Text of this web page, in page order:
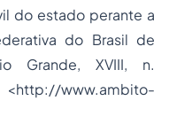
do estado perante a
do Brasil de
Grande, XVIII, n.
<http://www.ambito-